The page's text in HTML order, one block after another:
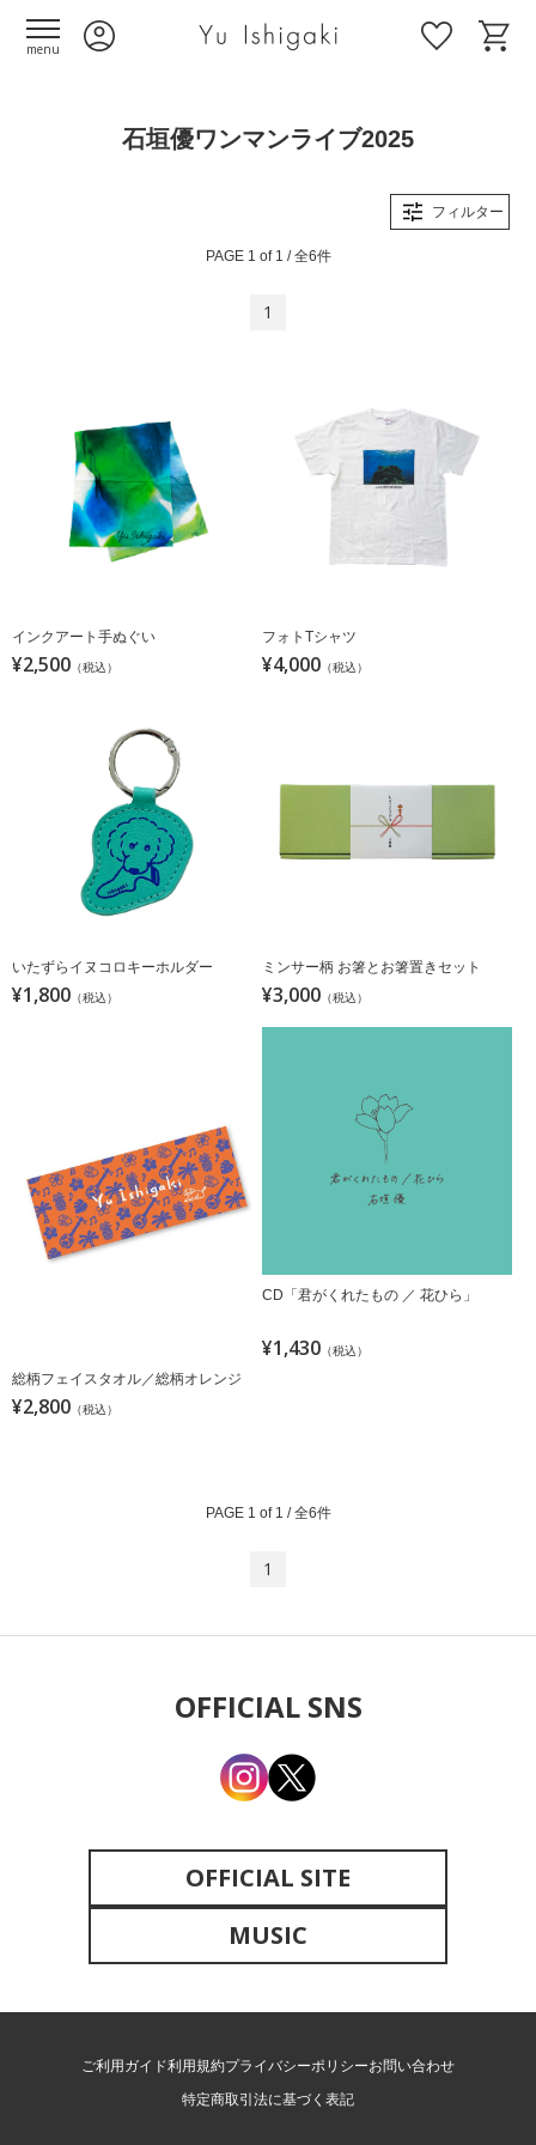
menu
石垣優ワンマンライブ2025
フィルター
PAGE 1 of 1 / 全6件
1
インクアート手ぬぐい
¥2,500 （税込）
フォトTシャツ
¥4,000 （税込）
いたずらイヌコロキーホルダー
¥1,800 （税込）
ミンサー柄 お箸とお箸置きセット
¥3,000 （税込）
総柄フェイスタオル／総柄オレンジ
¥2,800 （税込）
CD「君がくれたもの ／ 花ひら」
¥1,430 （税込）
PAGE 1 of 1 / 全6件
1
OFFICIAL SNS
OFFICIAL SITE
MUSIC
ご利用ガイド利用規約プライバシーポリシーお問い合わせ
特定商取引法に基づく表記